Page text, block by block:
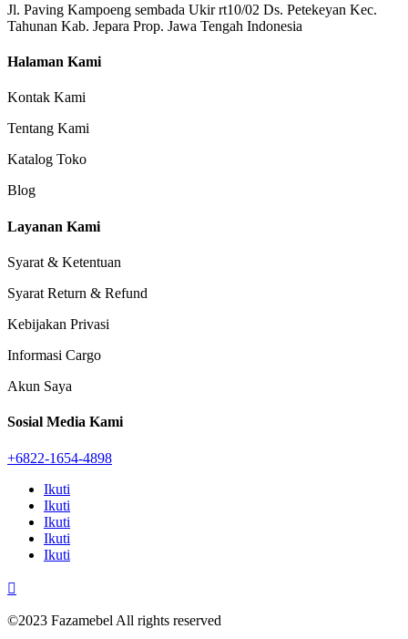
Jl. Paving Kampoeng sembada Ukir rt10/02 Ds. Petekeyan Kec.
Tahunan Kab. Jepara Prop. Jawa Tengah Indonesia
Halaman Kami
Kontak Kami
Tentang Kami
Katalog Toko
Blog
Layanan Kami
Syarat & Ketentuan
Syarat Return & Refund
Kebijakan Privasi
Informasi Cargo
Akun Saya
Sosial Media Kami
+6822-1654-4898
Ikuti
Ikuti
Ikuti
Ikuti
Ikuti

©2023 Fazamebel All rights reserved